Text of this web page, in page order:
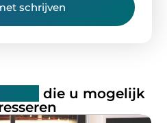
schrijven
die u mogelijk